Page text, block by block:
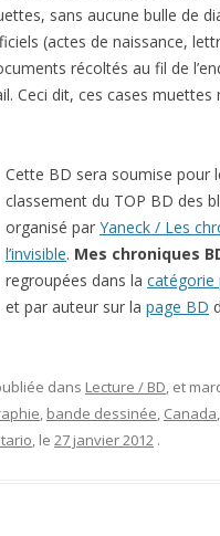
sans aucune bulle de
(actes de naissance,
récoltés au fil de
Ceci dit, ces cases muettes
Cette BD sera soumise pour
classement du TOP BD des
organisé par Yaneck / Les
l’invisible. Mes chroniques
regroupées dans la catégorie
et par auteur sur la page BD
dans Lecture / BD, et
, bande dessinée, Canada,
, le 27 janvier 2012 .